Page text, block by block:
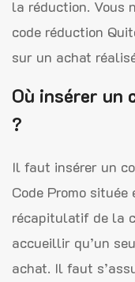
la réduction. Vous
code réduction
sur un achat
Où insérer un
?
Il faut insérer un
Code Promo
récapitulatif de la
accueillir qu’un
achat. Il faut